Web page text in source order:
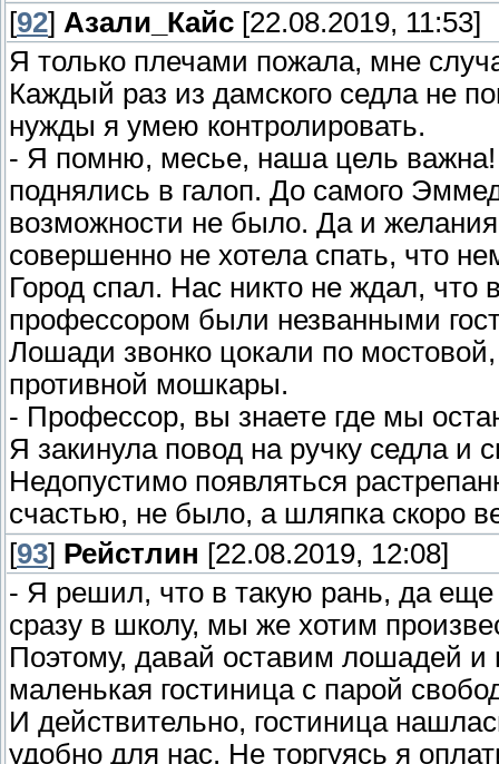
[92] Азали_Кайс [22.08.2019, 11:53]
Я только плечами пожала, мне
Каждый раз из дамского седла не
нужды я умею контролировать.
- Я помню, месье, наша цель
поднялись в галоп. До самого
возможности не было. Да и
совершенно не хотела спать, что
Город спал. Нас никто не ждал,
профессором были незванными
Лошади звонко цокали по
противной мошкары.
- Профессор, вы знаете где мы
Я закинула повод на ручку седла и
Недопустимо появляться
счастью, не было, а шляпка скоро
[93] Рейстлин [22.08.2019, 12:08]
- Я решил, что в такую рань, да еще
сразу в школу, мы же хотим
Поэтому, давай оставим лошадей
маленькая гостиница с парой
И действительно, гостиница
удобно для нас. Не торгуясь я